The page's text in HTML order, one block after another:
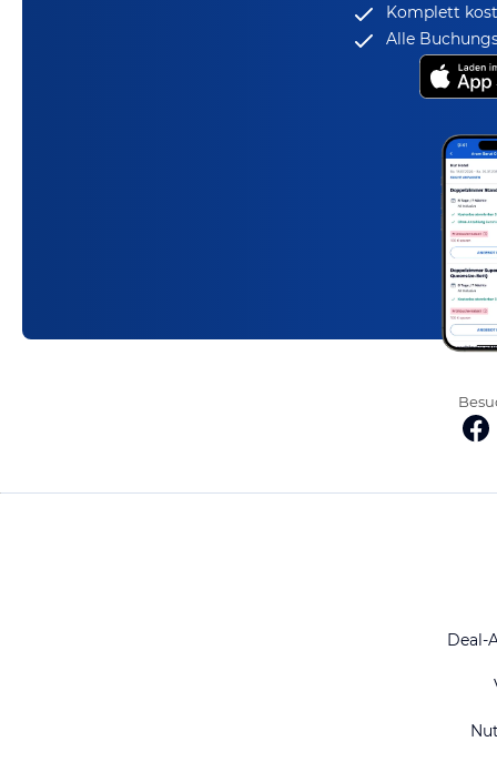
Komplett
Alle
Deal-